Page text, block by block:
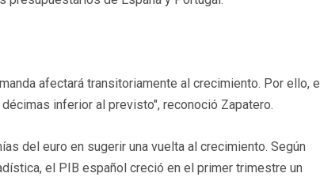
afectará transitoriamente al crecimiento. Por ello, el
inferior al previsto", reconoció Zapatero.
del euro en sugerir una vuelta al crecimiento. Según
el PIB español creció en el primer trimestre un